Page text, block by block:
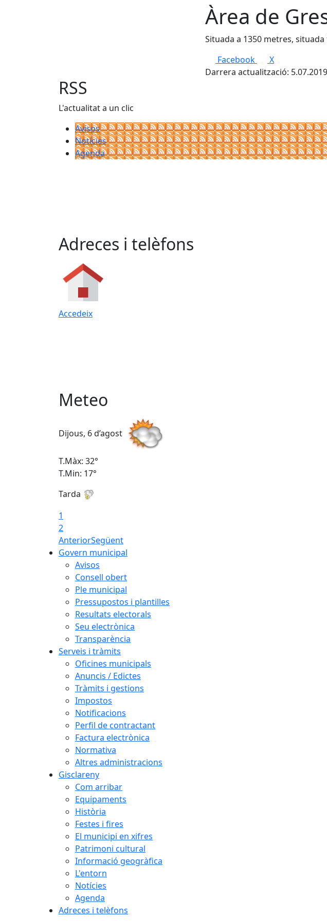
Àrea de
Situada a 1350 metres,
Facebook
X
Darrera actualització:
RSS
L'actualitat a un clic
Avisos
Notícies
Agenda
Adreces i telèfons
Accedeix
Meteo
Dijous, 6 d’agost
T.Màx: 32°
T.Min: 17°
Tarda
1
2
AnteriorSegüent
Govern municipal
Avisos
Consell obert
Ple municipal
Pressupostos i plantilles
Resultats electorals
Seu electrònica
Transparència
Serveis i tràmits
Oficines municipals
Anuncis / Edictes
Tràmits i gestions
Impostos
Notificacions
Perfil de contractant
Factura electrònica
Normativa
Altres administracions
Gisclareny
Com arribar
Equipaments
Història
Festes i fires
El municipi en xifres
Patrimoni cultural
Informació geogràfica
L'entorn
Notícies
Agenda
Adreces i telèfons